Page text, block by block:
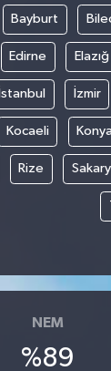
Bayburt
Edirne Elazığ
İstanbul İzmir
Kocaeli
Rize
NEM
%89